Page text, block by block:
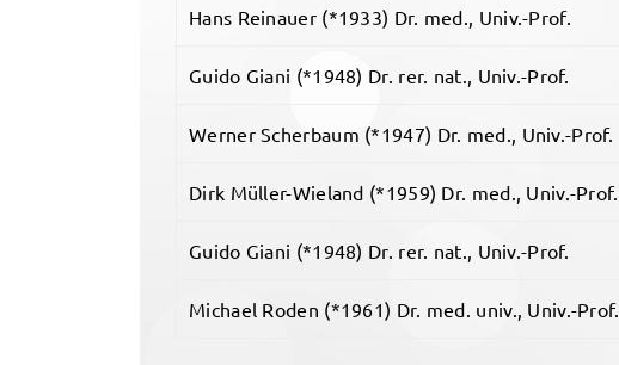
Hans Reinauer (*1933) Dr. med., Univ.-Prof.
Guido Giani (*1948) Dr. rer. nat., Univ.-Prof.
Werner Scherbaum (*1947) Dr. med., Univ.-Prof.
Dirk Müller-Wieland (*1959) Dr. med., Univ.-Prof.
Guido Giani (*1948) Dr. rer. nat., Univ.-Prof.
Michael Roden (*1961) Dr. med. univ., Univ.-Prof.